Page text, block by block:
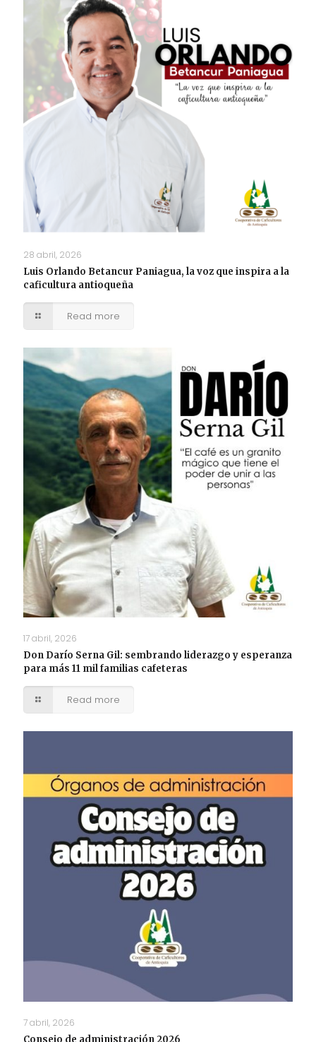
28 abril, 2026
Luis Orlando Betancur Paniagua, la voz que inspira a la
caficultura antioqueña
Read more
17 abril, 2026
Don Darío Serna Gil: sembrando liderazgo y esperanza
para más 11 mil familias cafeteras
Read more
7 abril, 2026
Consejo de administración 2026